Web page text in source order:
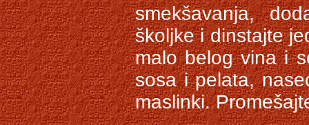
smekšavanja,
školjke i dinstajte
malo belog vina i
sosa i pelata,
maslinki.